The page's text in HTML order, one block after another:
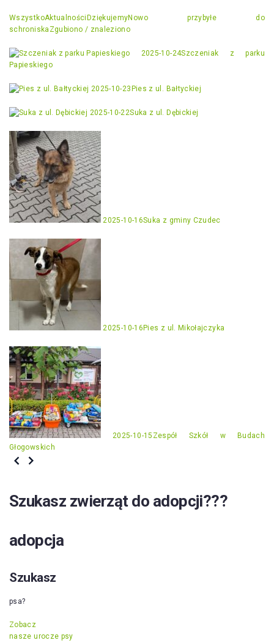
WszystkoAktualności DziękujemyNowo przybyłe do
schroniska Zgubiono / znaleziono
2025-10-24Szczeniak z parku
Papieskiego
2025-10-23 Pies z ul. Bałtyckiej
2025-10-22Suka z ul. Dębickiej
2025-10-16Suka z gminy Czudec
2025-10-16 Pies z ul. Mikołajczyka
2025-10-15 Zespół Szkół w Budach
Głogowskich
Szukasz zwierząt do adopcji???
adopcja
Szukasz
psa?
Zobacz
nasze urocze psy